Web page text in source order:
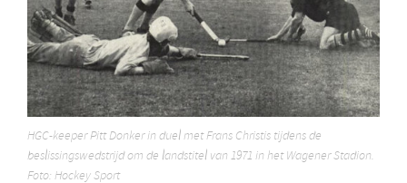
HGC-keeper Pitt Donker in duel met Frans Christis tijdens de
beslissingswedstrijd om de landstitel van 1971 in het Wagener Stadion.
Foto: Hockey Sport